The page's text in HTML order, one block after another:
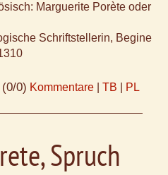
Marguerite Porète oder
Schriftstellerin, Begine
(0/0) Kommentare TB PL
Spruch